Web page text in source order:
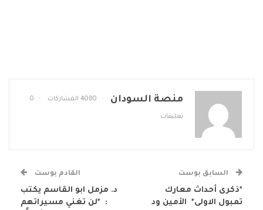
منصة السودان 4080 المشاركات 0
تعليقات
السابق بوست
*ذكرى أحداث معارك
تمبول الاولى* الأمين ود
القادم بوست
د. مزمل ابو القاسم يكتب
: *لن تغني مسيراتهم